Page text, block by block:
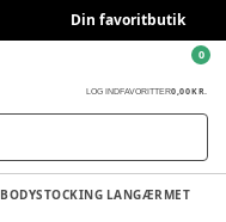
Din favoritbutik
LOG INDFAVORITTER0,00 KR.
0
BODYSTOCKING LANGÆRMET